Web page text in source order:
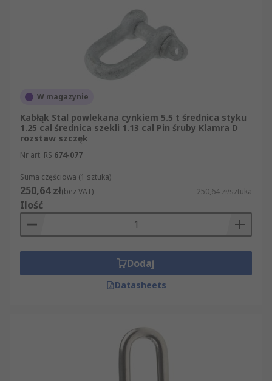
W magazynie
Kabłąk Stal powlekana cynkiem 5.5 t średnica styku
1.25 cal średnica szekli 1.13 cal Pin śruby Klamra D
rozstaw szczęk
Nr art. RS 674-077
Suma częściowa (1 sztuka)
250,64 zł(bez VAT) 250,64 zł/sztuka
Ilość
Dodaj
Datasheets